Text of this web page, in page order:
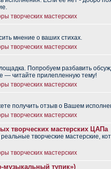
творческих мастерских
мнение о ваших стихах.
творческих мастерских
Попробуем разбавить
— читайте прилепленную тему!
творческих мастерских
получить отзыв о Вашем
творческих мастерских
творческих мастерских ЦАПа
творческие мастерские,
творческих мастерских
музыкальный тупик»)